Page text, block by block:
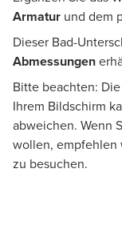
Armatur und dem
Dieser Bad-
Abmessungen
Bitte beachten:
Ihrem Bildschirm
abweichen. Wenn
wollen, empfehlen
zu besuchen.